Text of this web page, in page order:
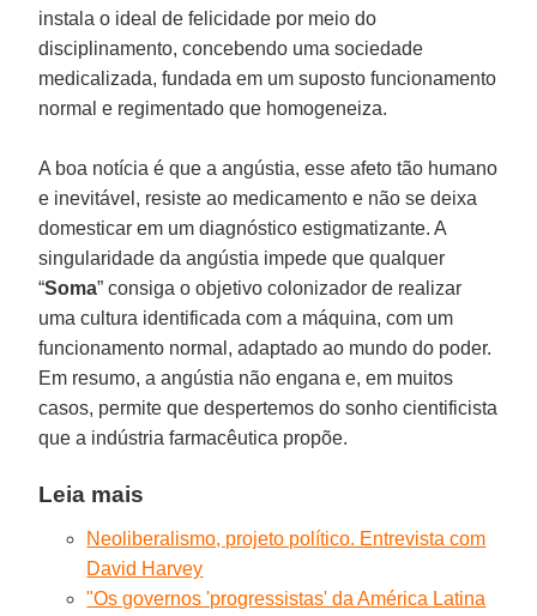
instala o ideal de felicidade por meio do
disciplinamento, concebendo uma sociedade
medicalizada, fundada em um suposto funcionamento
normal e regimentado que homogeneiza.
A boa notícia é que a angústia, esse afeto tão humano
e inevitável, resiste ao medicamento e não se deixa
domesticar em um diagnóstico estigmatizante. A
singularidade da angústia impede que qualquer
“Soma” consiga o objetivo colonizador de realizar
uma cultura identificada com a máquina, com um
funcionamento normal, adaptado ao mundo do poder.
Em resumo, a angústia não engana e, em muitos
casos, permite que despertemos do sonho cientificista
que a indústria farmacêutica propõe.
Leia mais
Neoliberalismo, projeto político. Entrevista com
David Harvey
"Os governos 'progressistas' da América Latina